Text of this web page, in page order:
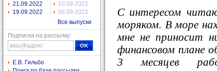
21.09.2022
19.09.2022
10.09.2022
06.09.2022
Все выпуски
Подписка на рассылку:
Е.В. Гильбо
С интересом
моряком. В море
мне не приносит
финансовом плане
3 месяцев